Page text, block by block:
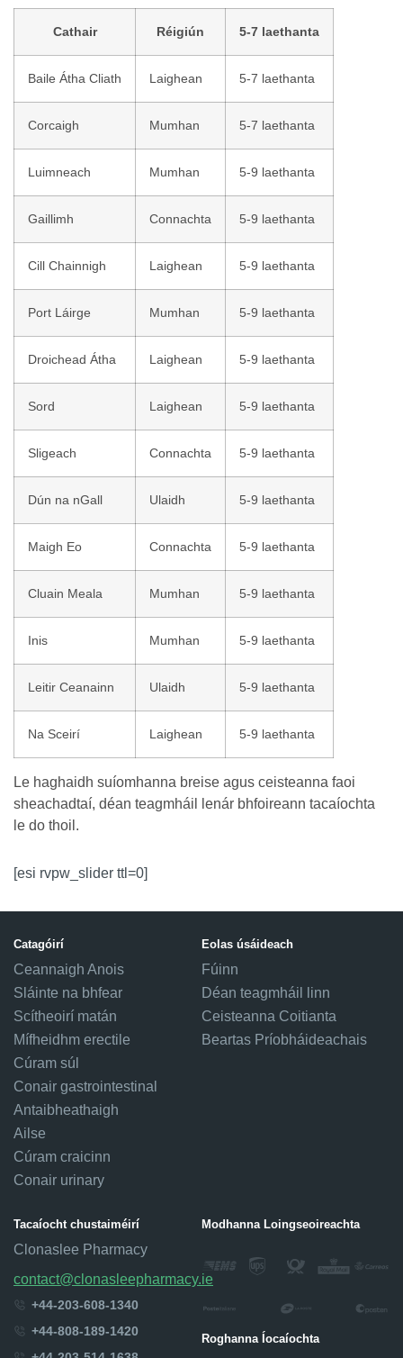
Cathair Réigiún 5-7 laethanta
Baile Átha Cliath Laighean 5-7 laethanta
Corcaigh Mumhan 5-7 laethanta
Luimneach Mumhan 5-9 laethanta
Gaillimh Connachta 5-9 laethanta
Cill Chainnigh Laighean 5-9 laethanta
Port Láirge Mumhan 5-9 laethanta
Droichead Átha Laighean 5-9 laethanta
Sord Laighean 5-9 laethanta
Sligeach Connachta 5-9 laethanta
Dún na nGall Ulaidh 5-9 laethanta
Maigh Eo Connachta 5-9 laethanta
Cluain Meala Mumhan 5-9 laethanta
Inis Mumhan 5-9 laethanta
Leitir Ceanainn Ulaidh 5-9 laethanta
Na Sceirí Laighean 5-9 laethanta
Le haghaidh suíomhanna breise agus ceisteanna faoi
sheachadtaí, déan teagmháil lenár bhfoireann tacaíochta
le do thoil.
[esi rvpw_slider ttl=0]
Catagóirí
Ceannaigh Anois
Sláinte na bhfear
Scítheoirí matán
Mífheidhm erectile
Cúram súl
Conair gastrointestinal
Antaibheathaigh
Ailse
Cúram craicinn
Conair urinary
Eolas úsáideach
Fúinn
Déan teagmháil linn
Ceisteanna Coitianta
Beartas Príobháideachais
Tacaíocht chustaiméirí
Clonaslee Pharmacy
contact@clonasleepharmacy.ie
+44-203-608-1340
+44-808-189-1420
Modhanna Loingseoireachta
Roghanna Íocaíochta